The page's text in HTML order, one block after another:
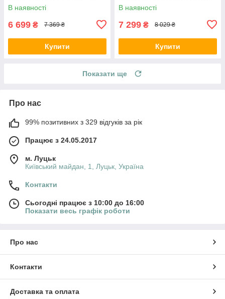
В наявності
6 699 ₴ 7 369 ₴
Купити
В наявності
7 299 ₴ 8 029 ₴
Купити
Показати ще
Про нас
99% позитивних з 329 відгуків за рік
Працює з 24.05.2017
м. Луцьк
Київський майдан, 1, Луцьк, Україна
Контакти
Сьогодні працює з 10:00 до 16:00
Показати весь графік роботи
Про нас
Контакти
Доставка та оплата